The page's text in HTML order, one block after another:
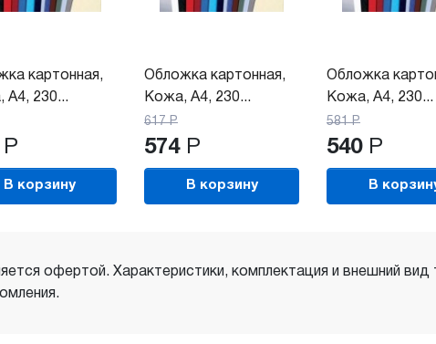
картонная,
A4, 230...
Р
В корзину
Обложка картонная,
Кожа, A4, 230...
617 Р
574 Р
В корзину
Обложка
Кожа, A4, 230...
581 Р
540 Р
В
офертой. Характеристики, комплектация и внешний